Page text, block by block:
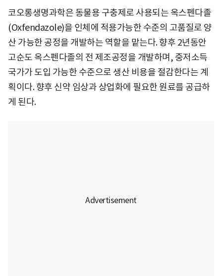
코오롱생명과학은 동물용 구충제로 사용되는 옥스펜다졸
(Oxfendazole)을 인체에 적용가능한 수준의 고품질로 양
산 가능한 공정을 개발하는 역할을 맡는다. 향후 2년동안
고순도 옥스펜다졸의 전 제조공정을 개발하며, 중저소득
국가가 도입 가능한 수준으로 생산 비용을 절감한다는 계
획이다. 향후 신약 임상과 상업화에 필요한 원료를 공급하
게 된다.